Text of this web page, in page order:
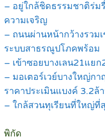
– อยู่ใกล้ชิดธรรมชาติร่ม
ความเจริญ
– ถนนผ่านหน้ากว้างรวม
ระบบสาธรณูปโภคพร้อม
– เข้าซอยบางเลน21แยก
– มอเตอร์เวย์บางใหญ่ก
ราคาประเมินแบงค์ 3.2ล้
– ใกล้สวนทุเรียนที่ใหญ่ที่
พิกัด